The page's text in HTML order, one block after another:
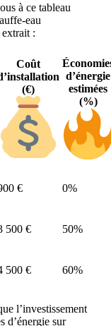
à ce tableau
eau
:
Coût
(€)
d’énergie
estimées
(%)
€ 0%
500 € 50%
500 € 60%
l’investissement
d’énergie sur